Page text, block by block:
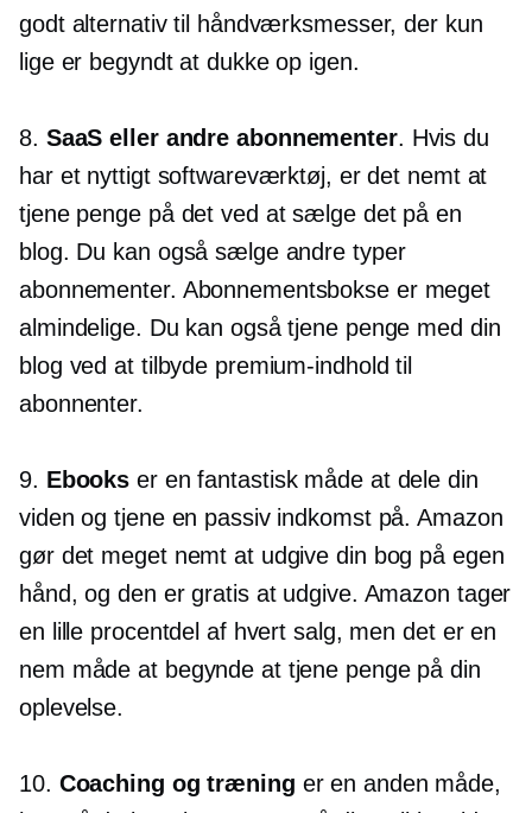
godt alternativ til håndværksmesser, der kun
lige er begyndt at dukke op igen.
8. SaaS eller andre abonnementer. Hvis du
har et nyttigt softwareværktøj, er det nemt at
tjene penge på det ved at sælge det på en
blog. Du kan også sælge andre typer
abonnementer. Abonnementsbokse er meget
almindelige. Du kan også tjene penge med din
blog ved at tilbyde premium-indhold til
abonnenter.
9. Ebooks er en fantastisk måde at dele din
viden og tjene en passiv indkomst på. Amazon
gør det meget nemt at udgive din bog på egen
hånd, og den er gratis at udgive. Amazon tager
en lille procentdel af hvert salg, men det er en
nem måde at begynde at tjene penge på din
oplevelse.
10. Coaching og træning er en anden måde,